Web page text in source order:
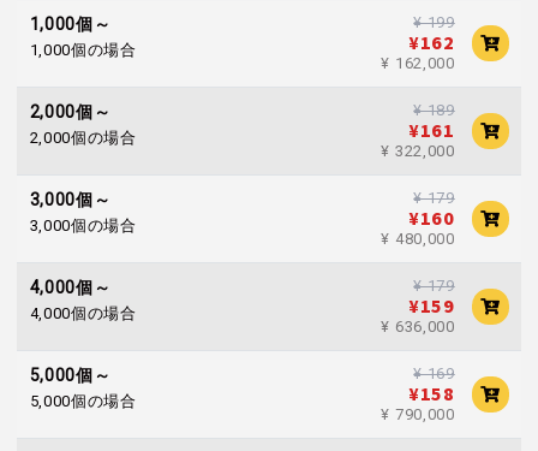
1,000個～
1,000個の場合
¥ 199
¥162
¥ 162,000
2,000個～
2,000個の場合
¥ 189
¥161
¥ 322,000
3,000個～
3,000個の場合
¥ 179
¥160
¥ 480,000
4,000個～
4,000個の場合
¥ 179
¥159
¥ 636,000
5,000個～
5,000個の場合
¥ 169
¥158
¥ 790,000